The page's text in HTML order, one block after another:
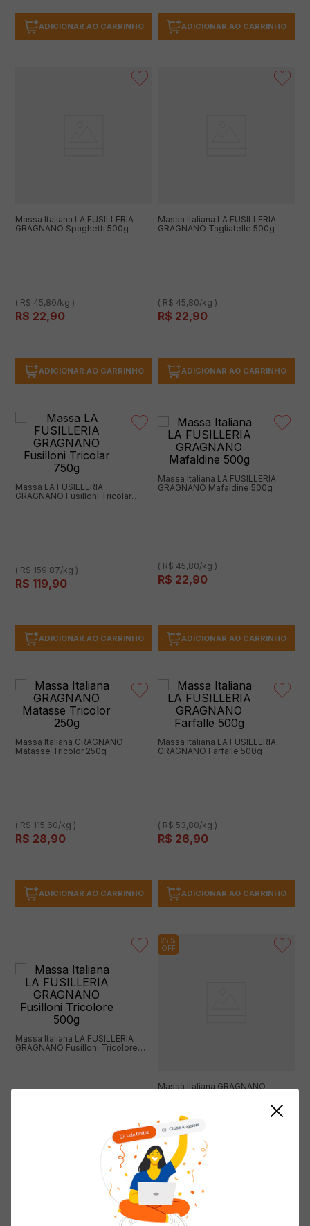
ADICIONAR AO CARRINHO ADICIONAR AO CARRINHO
Massa Italiana LA FUSILLERIA
GRAGNANO Spaghetti 500g
( R$ 45,80/kg )
R$ 22,90
ADICIONAR AO CARRINHO
Massa Italiana LA FUSILLERIA
GRAGNANO Tagliatelle 500g
( R$ 45,80/kg )
R$ 22,90
ADICIONAR AO CARRINHO
Massa LA FUSILLERIA
GRAGNANO Fusilloni Tricolar
( R$ 159,87/kg )
R$ 119,90
ADICIONAR AO CARRINHO
Massa Italiana LA FUSILLERIA
GRAGNANO Mafaldine 500g
( R$ 45,80/kg )
R$ 22,90
ADICIONAR AO CARRINHO
Massa Italiana GRAGNANO
Matasse Tricolor 250g
( R$ 115,60/kg )
R$ 28,90
ADICIONAR AO CARRINHO
Massa Italiana LA FUSILLERIA
GRAGNANO Farfalle 500g
( R$ 53,80/kg )
R$ 26,90
ADICIONAR AO CARRINHO
Massa Italiana LA FUSILLERIA
GRAGNANO Fusilloni Tricolore
25%
OFF
Massa Italiana GRAGNANO
Economize
( R$ 119,60/kg )
R$
39 90 R$